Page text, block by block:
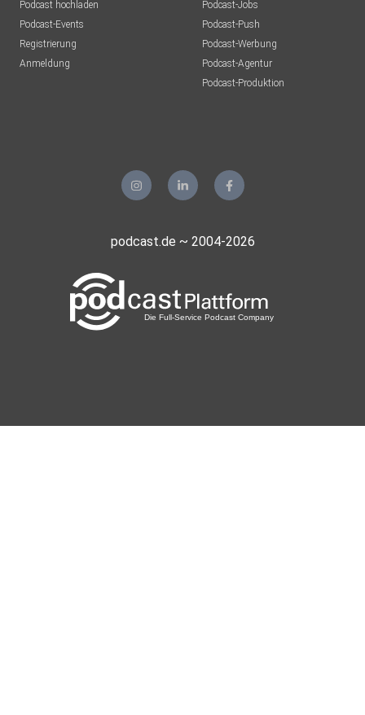
Podcast hochladen
Podcast-Events
Registrierung
Anmeldung
Podcast-Jobs
Podcast-Push
Podcast-Werbung
Podcast-Agentur
Podcast-Produktion
podcast.de ~ 2004-2026